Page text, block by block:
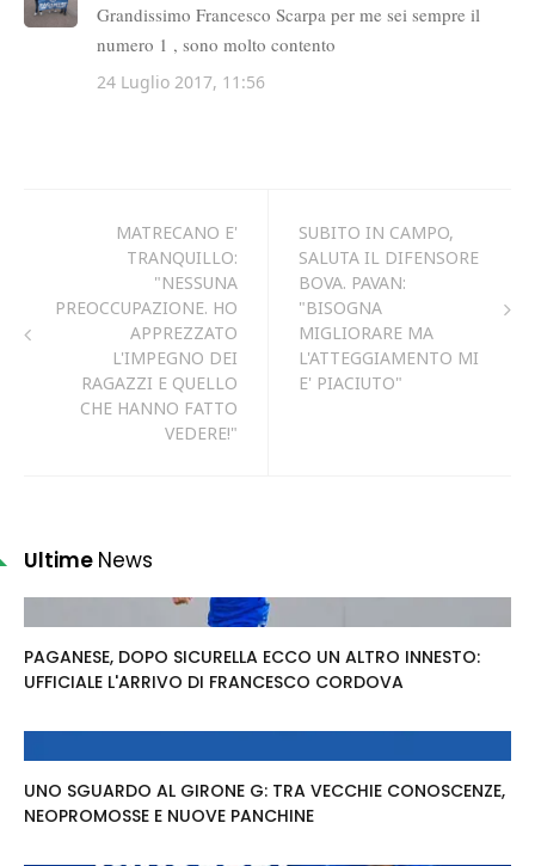
MATRECANO E'
TRANQUILLO:
"NESSUNA
PREOCCUPAZIONE. HO
APPREZZATO
L'IMPEGNO DEI
RAGAZZI E QUELLO
CHE HANNO FATTO
VEDERE!"
SUBITO IN CAMPO,
SALUTA IL DIFENSORE
BOVA. PAVAN:
"BISOGNA
MIGLIORARE MA
L'ATTEGGIAMENTO MI
E' PIACIUTO"
Ultime News
PAGANESE, DOPO SICURELLA ECCO UN ALTRO INNESTO:
UFFICIALE L'ARRIVO DI FRANCESCO CORDOVA
UNO SGUARDO AL GIRONE G: TRA VECCHIE CONOSCENZE,
NEOPROMOSSE E NUOVE PANCHINE